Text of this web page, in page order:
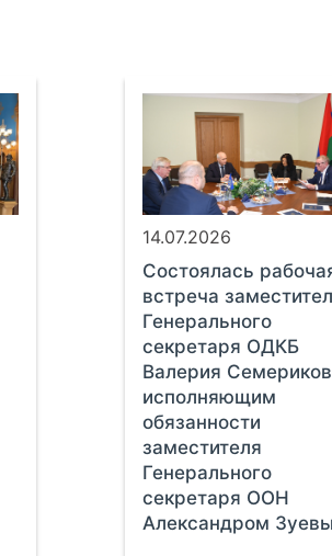
14.07.2026
Состоялась
встреча
Генерального
секретаря ОДКБ
Валерия
исполняющим
обязанности
заместителя
Генерального
секретаря ООН
Александром